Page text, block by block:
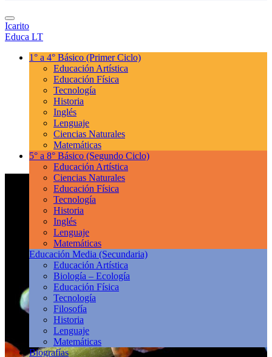
Icarito
Educa LT
1° a 4° Básico (Primer Ciclo)
Educación Artística
Educación Física
Tecnología
Historia
Inglés
Lenguaje
Ciencias Naturales
Matemáticas
5° a 8° Básico (Segundo Ciclo)
Educación Artística
Ciencias Naturales
Educación Física
Tecnología
Historia
Inglés
Lenguaje
Matemáticas
Educación Media (Secundaria)
Educación Artística
Biología – Ecología
Educación Física
Tecnología
Filosofía
Historia
Lenguaje
Matemáticas
Biografías